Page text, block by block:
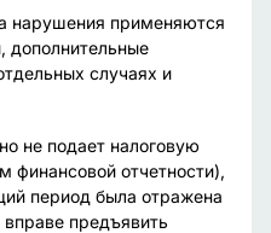
нарушения применяются
дополнительные
случаях и
не подает налоговую
отчетности),
период была отражена
предъявить